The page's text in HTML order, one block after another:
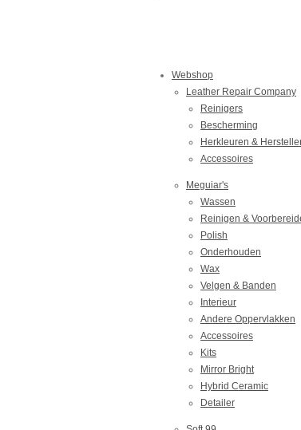
Webshop
Leather Repair Company
Reinigers
Bescherming
Herkleuren &
Accessoires
Meguiar's
Wassen
Reinigen &
Polish
Onderhouden
Wax
Velgen & Banden
Interieur
Andere Oppervlakken
Accessoires
Kits
Mirror Bright
Hybrid Ceramic
Detailer